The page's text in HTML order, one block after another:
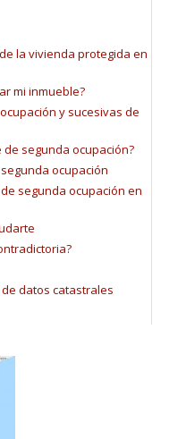
la vivienda protegida en
mi inmueble?
y sucesivas de
segunda ocupación?
ocupación
segunda ocupación en
datos catastrales